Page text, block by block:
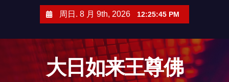
周日. 8 月 9th, 2026 12:25:46 PM
大日如来王尊佛